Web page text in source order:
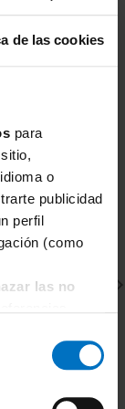
de las cookies
para
o
publicidad
perfil
(como
las no
arriba
en
de